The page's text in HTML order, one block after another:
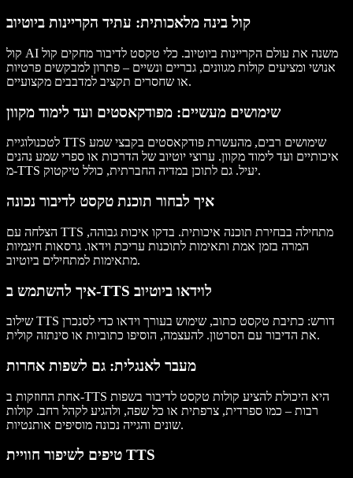
קול בינה מלאכותית: עתיד הקריינות ביוטיוב
קול AI משנה את עולם הקריינות ביוטיוב. כלי טקסט לדיבור מחקים קול
אנושי ומציעים קולות מגוונים, גבריים ונשיים – פתרון למבקשים פרטיות
או שחסרים תקציב למדבבים מקצועיים .
שימושים מעשיים: מפודקאסטים ועד לימוד מקוון
לטכנולוגיית TTS שימושים רבים, מהעשרת פודקאסטים בקבצי שמע
איכותיים ועד לימוד מקוון. ערוצי יוטיוב של הדרכות או ספרי שמע נהנים
מ-TTS יעיל. גם לתוכן במדיה החברתית , כולל טיקטוק.
איך לבחור תוכנת טקסט לדיבור נכונה
הצלחה עם TTS מתחילה בבחירת תוכנה איכותית. בדקו איכות גבוהה,
המרה בזמן אמת ותאימות לתוכנות עריכת וידאו. גרסאות חינמיות
מתאימות למתחילים ביוטיוב .
איך להשתמש ב-TTS לוידאו ביוטיוב
שילוב TTS דורש: כתיבת טקסט כתוב, שימוש בעורך וידאו כדי לסנכרן
את הדיבור עם הסרטון. להעצמה, הוסיפו כתוביות או סינתזה קולית .
מעבר לאנגלית: גם לשפות אחרות
אחת החוזקות ב-TTS היא היכולת להציע קולות טקסט לדיבור בשפות
רבות – כמו ספרדית, צרפתית או כל שפה, ולהגיע לקהל רחב. קולות
שוניםוהגייה נכונה מוסיפים אותנטיות.
טיפים לשיפור חוויית TTS